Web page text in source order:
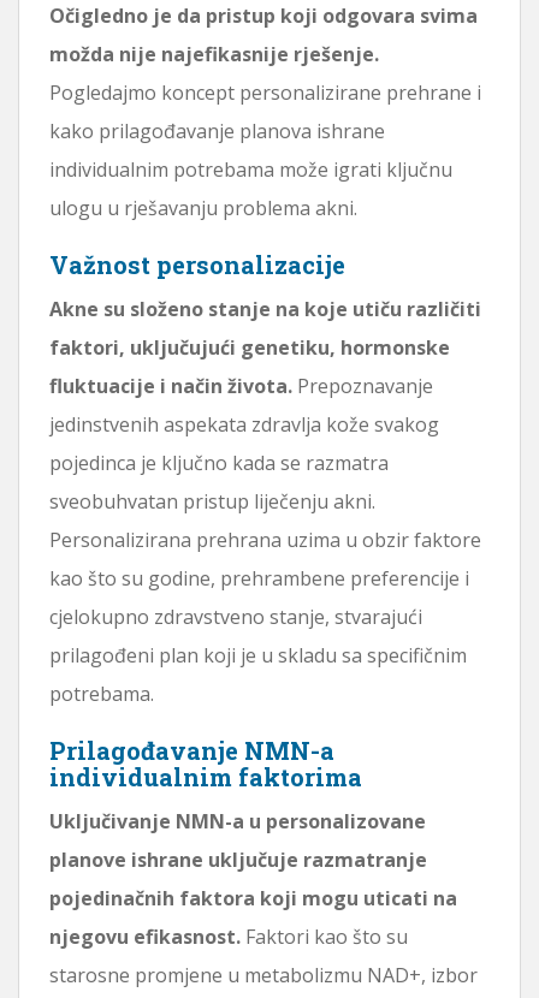
Očigledno je da pristup koji odgovara svima
možda nije najefikasnije rješenje.
Pogledajmo koncept personalizirane prehrane i
kako prilagođavanje planova ishrane
individualnim potrebama može igrati ključnu
ulogu u rješavanju problema akni.
Važnost personalizacije
Akne su složeno stanje na koje utiču različiti
faktori, uključujući genetiku, hormonske
fluktuacije i način života. Prepoznavanje
jedinstvenih aspekata zdravlja kože svakog
pojedinca je ključno kada se razmatra
sveobuhvatan pristup liječenju akni.
Personalizirana prehrana uzima u obzir faktore
kao što su godine, prehrambene preferencije i
cjelokupno zdravstveno stanje, stvarajući
prilagođeni plan koji je u skladu sa specifičnim
potrebama.
Prilagođavanje NMN-a
individualnim faktorima
Uključivanje NMN-a u personalizovane
planove ishrane uključuje razmatranje
pojedinačnih faktora koji mogu uticati na
njegovu efikasnost. Faktori kao što su
starosne promjene u metabolizmu NAD+, izbor